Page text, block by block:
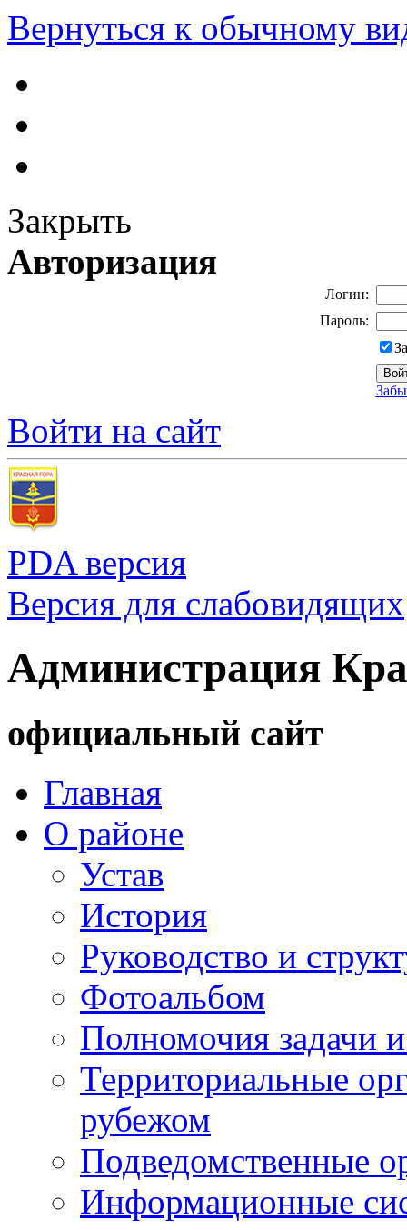
Вернуться к обычному
Закрыть
Авторизация
Логин:
Пароль:
Войти на сайт
PDA версия
Версия для слабовидящих
Администрация
официальный сайт
Главная
О районе
Устав
История
Руководство и
Фотоальбом
Полномочия задачи
Территориальные
рубежом
Подведомственные
Информационные